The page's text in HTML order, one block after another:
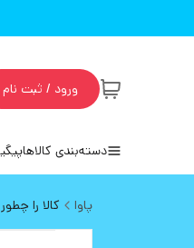
ورود / ثبت نام
دسته‌بندی کالاها
پاوا کالا را